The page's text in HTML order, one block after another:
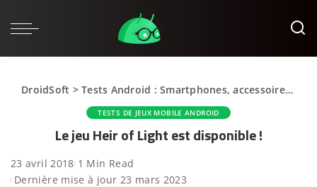
DroidSoft >Tests Android : Smartphones, accessoires et applications
TESTS DE JEUX MOBILE ANDROID
Le jeu Heir of Light est disponible !
23 avril 2018 1 Min Read
Dernière mise à jour 23 mars 2023